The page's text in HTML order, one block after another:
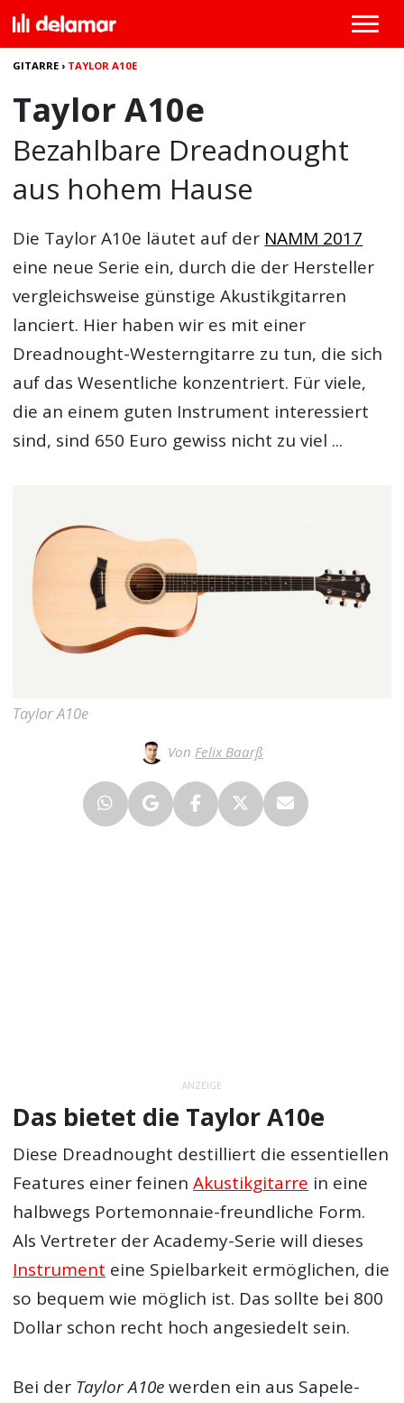
GITARRE › TAYLOR A10E
Taylor A10e
Bezahlbare Dreadnought
aus hohem Hause
Die Taylor A10e läutet auf der NAMM 2017
eine neue Serie ein, durch die der Hersteller
vergleichsweise günstige Akustikgitarren
lanciert. Hier haben wir es mit einer
Dreadnought-Westerngitarre zu tun, die sich
auf das Wesentliche konzentriert. Für viele,
die an einem guten Instrument interessiert
sind, sind 650 Euro gewiss nicht zu viel ...
Taylor A10e
Von Felix Baarß
ANZEIGE
Das bietet die Taylor A10e
Diese Dreadnought destilliert die essentiellen
Features einer feinenAkustikgitarre in eine
halbwegs Portemonnaie-freundliche Form.
Als Vertreter der Academy-Serie will dieses
Instrument eine Spielbarkeit ermöglichen, die
so bequem wie möglich ist. Das sollte bei 800
Dollar schon recht hoch angesiedelt sein.
Bei der Taylor A10ewerden ein aus Sapele-